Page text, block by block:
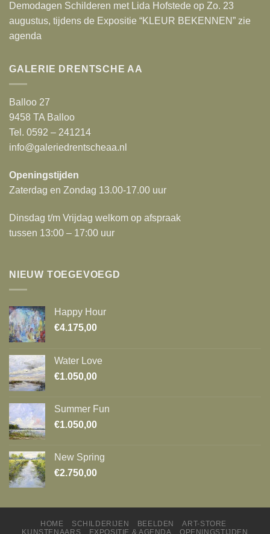
Demodagen Schilderen met Lida Hofstede op Zo. 23
augustus, tijdens de Expositie “KLEUR BEKENNEN” zie
agenda
GALERIE DRENTSCHE AA
Balloo 27
9458 TA Balloo
Tel. 0592 – 241214
info@galeriedrentscheaa.nl
Openingstijden
Zaterdag en Zondag 13.00-17.00 uur
Dinsdag t/m Vrijdag welkom op afspraak
tussen 13:00 – 17:00 uur
NIEUW TOEGEVOEGD
Happy Hour
€4.175,00
Water Love
€1.050,00
Summer Fun
€1.050,00
New Spring
€2.750,00
HOME SCHILDERIJEN BEELDEN
ART-STORE
KUNSTENAARS
EXPOSITIE & AGENDA OPENINGSTIJDEN